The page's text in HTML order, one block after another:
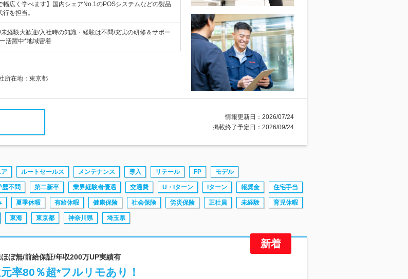
幅広く学べます】国内シェアNo.1のPOSシステムなどの製品
を担当。
経験大歓迎/入社時の知識・経験は不問/充実の研修＆サポー
活躍中*地域密着
所在地：東京都
情報更新日：2026/07/24
掲載終了予定日：2026/09/24
ルートセールス メンテナンス 導入 リテール FP モデル
歴不問 第二新卒 業界経験者優遇 交通費 U・Iターン Iターン 報奨金 住宅手当
夏季休暇 有給休暇 健康保険 社会保険 労災保険 正社員 未経験 育児休暇
東海 東京都 神奈川県 埼玉県
ぼ無/前給保証/年収200万UP実績有
率80％超*フルリモあり！